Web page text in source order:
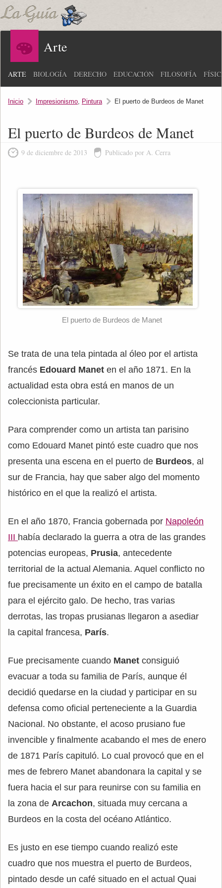
Arte
ARTE BIOLOGÍA DERECHO EDUCACIÓN FILOSOFÍA
Inicio Impresionismo, Pintura El puerto de Burdeos de Manet
El puerto de Burdeos de Manet
9 de diciembre de 2013 Publicado por A. Cerra
El puerto de Burdeos de Manet
Se trata de una tela pintada al óleo por el artista
francés Edouard Manet en el año 1871. En la
actualidad esta obra está en manos de un
coleccionista particular.
Para comprender como un artista tan parisino
como Edouard Manet pintó este cuadro que nos
presenta una escena en el puerto de Burdeos, al
sur de Francia, hay que saber algo del momento
histórico en el que la realizó el artista.
En el año 1870, Francia gobernada por Napoleón
III había declarado la guerra a otra de las grandes
potencias europeas, Prusia, antecedente
territorial de la actual Alemania. Aquel conflicto no
fue precisamente un éxito en el campo de batalla
para el ejército galo. De hecho, tras varias
derrotas, las tropas prusianas llegaron a asediar
la capital francesa, París.
Fue precisamente cuando Manet consiguió
evacuar a toda su familia de París, aunque él
decidió quedarse en la ciudad y participar en su
defensa como oficial perteneciente a la Guardia
Nacional. No obstante, el acoso prusiano fue
invencible y finalmente acabando el mes de enero
de 1871 París capituló. Lo cual provocó que en el
mes de febrero Manet abandonara la capital y se
fuera hacia el sur para reunirse con su familia en
la zona de Arcachon, situada muy cercana a
Burdeos en la costa del océano Atlántico.
Es justo en ese tiempo cuando realizó este
cuadro que nos muestra el puerto de Burdeos,
pintado desde un café situado en el actual Quai